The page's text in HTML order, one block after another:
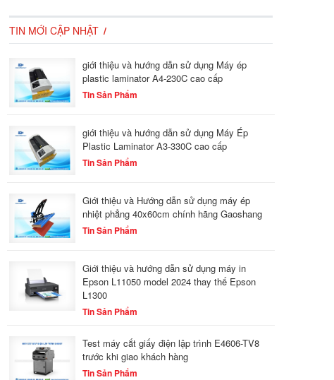
TIN MỚI CẬP NHẬT
giới thiệu và hướng dẫn sử dụng Máy ép
plastic laminator A4-230C cao cấp
Tin Sản Phẩm
giới thiệu và hướng dẫn sử dụng Máy Ép
Plastic Laminator A3-330C cao cấp
Tin Sản Phẩm
Giới thiệu và Hướng dẫn sử dụng máy ép
nhiệt phẳng 40x60cm chính hãng Gaoshang
Tin Sản Phẩm
Giới thiệu và hướng dẫn sử dụng máy in
Epson L11050 model 2024 thay thế Epson
L1300
Tin Sản Phẩm
Test máy cắt giấy điện lập trình E4606-TV8
trước khi giao khách hàng
Tin Sản Phẩm